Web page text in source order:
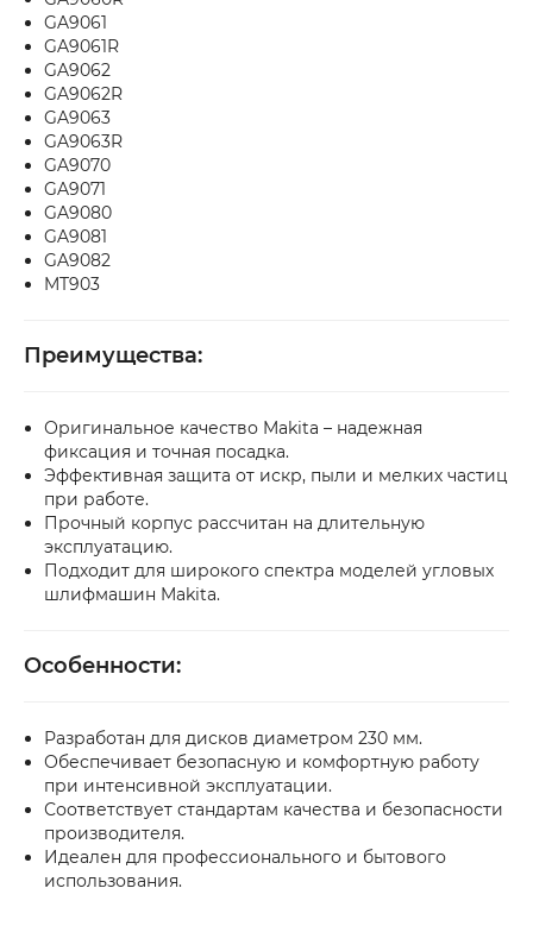
GA9061
GA9061R
GA9062
GA9062R
GA9063
GA9063R
GA9070
GA9071
GA9080
GA9081
GA9082
MT903
Преимущества:
Оригинальное качество Makita – надежная
фиксация и точная посадка.
Эффективная защита от искр, пыли и мелких частиц
при работе.
Прочный корпус рассчитан на длительную
эксплуатацию.
Подходит для широкого спектра моделей угловых
шлифмашин Makita.
Особенности:
Разработан для дисков диаметром 230 мм.
Обеспечивает безопасную и комфортную работу
при интенсивной эксплуатации.
Соответствует стандартам качества и безопасности
производителя.
Идеален для профессионального и бытового
использования.